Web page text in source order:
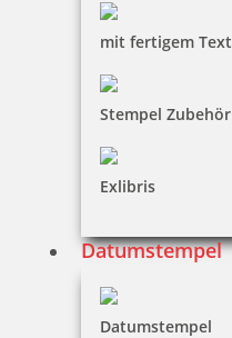
mit fertigem Text
Stempel Zubehör
Exlibris
Datumstempel
Datumstempel
61 Artikel in der Kategorie